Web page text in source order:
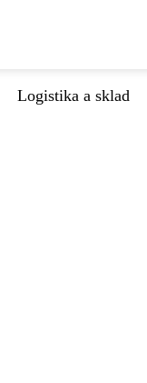
Logistika a sklad